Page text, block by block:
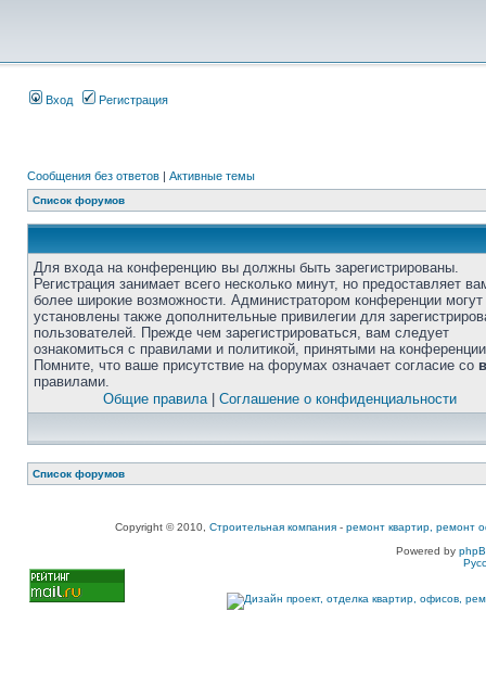
Вход Регистрация
Сообщения без ответов | Активные темы
Список форумов
Для входа на конференцию вы должны быть зарегистрированы.
Регистрация занимает всего несколько минут, но предоставляет
более широкие возможности. Администратором конференции
установлены также дополнительные привилегии для
пользователей. Прежде чем зарегистрироваться, вам следует
ознакомиться с правилами и политикой, принятыми на
Помните, что ваше присутствие на форумах означает согласие со
правилами.
Общие правила| Соглашение о конфиденциальности
Список форумов
Copyright © 2010, Строительная компания - ремонт квартир, ремонт
Powered by